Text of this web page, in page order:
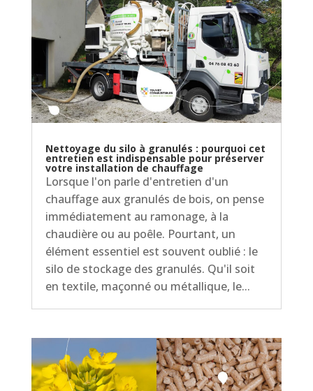
Nettoyage du silo à granulés : pourquoi cet
entretien est indispensable pour préserver
votre installation de chauffage
Lorsque l'on parle d'entretien d'un
chauffage aux granulés de bois, on pense
immédiatement au ramonage, à la
chaudière ou au poêle. Pourtant, un
élément essentiel est souvent oublié : le
silo de stockage des granulés. Qu'il soit
en textile, maçonné ou métallique, le...